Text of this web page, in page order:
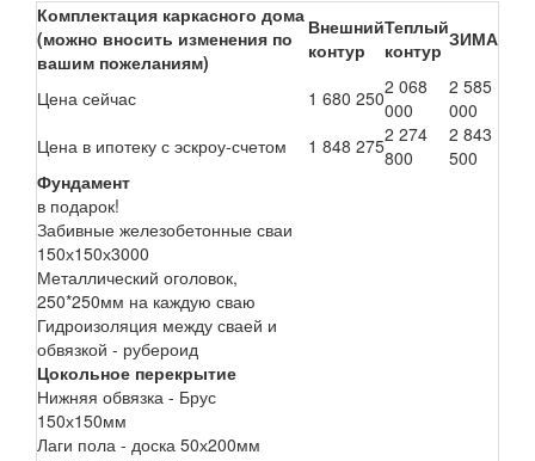
Комплектация каркасного дома
(можно вносить изменения по
вашим пожеланиям)
Внешний
контур
Теплый
контур ЗИМА
Цена сейчас 1 680 2502 068
000
2 585
000
Цена в ипотеку с эскроу-счетом
1 848 2752 274
800
2 843
500
Фундамент
в подарок!
Забивные железобетонные сваи
150х150х3000
Металлический оголовок,
250*250мм на каждую сваю
Гидроизоляция между сваей и
обвязкой - рубероид
Цокольное перекрытие
Нижняя обвязка - Брус
150х150мм
Лаги пола - доска 50х200мм